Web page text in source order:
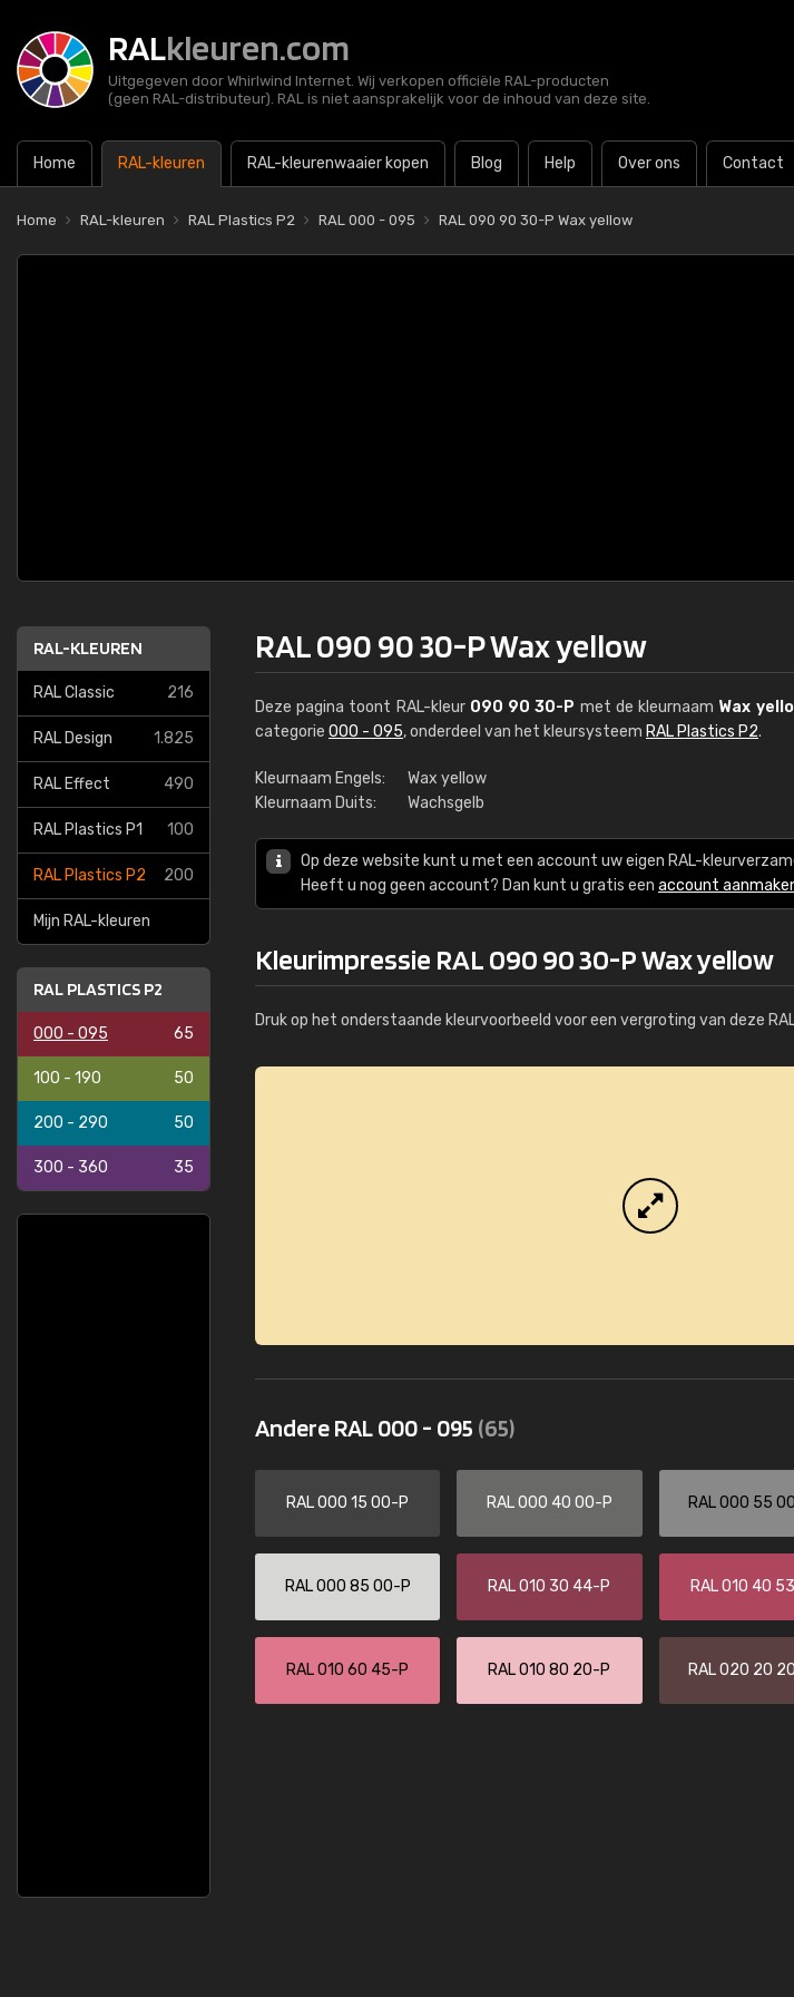
RALkleuren.com
Uitgegeven door Whirlwind Internet. Wij verkopen officiële RAL-producten
(geen RAL-distributeur). RAL is niet aansprakelijk voor de inhoud van deze site.
Home RAL-kleuren RAL-kleurenwaaier kopen Blog Help Over ons Contact
Home RAL-kleuren RAL Plastics P2 RAL 000 - 095 RAL 090 90 30-P Wax yellow
RAL-KLEUREN
RAL Classic 216
RAL Design 1.825
RAL Effect 490
RAL Plastics P1 100
RAL Plastics P2 200
Mijn RAL-kleuren
RAL PLASTICS P2
000 - 095 65
100 - 190 50
200 - 290 50
300 - 360 35
RAL 090 90 30-P Wax yellow
Deze pagina toont RAL-kleur 090 90 30-P met de kleurnaam Wax
categorie 000 - 095, onderdeel van het kleursysteem RAL Plastics P2.
Kleurnaam Engels:
Wax yellow
Kleurnaam Duits:
Wachsgelb
Op deze website kunt u met een account uw eigen RAL-
Heeft u nog geen account? Dan kunt u gratis een account
Kleurimpressie RAL 090 90 30-P Wax yellow
Druk op het onderstaande kleurvoorbeeld voor een vergroting van deze
Andere RAL 000 - 095 (65)
RAL 000 15 00-P RAL 000 40 00-P RAL 000 55
RAL 000 85 00-P RAL 010 30 44-P RAL 010 40
RAL 010 60 45-P RAL 010 80 20-P RAL 020 20
"Super